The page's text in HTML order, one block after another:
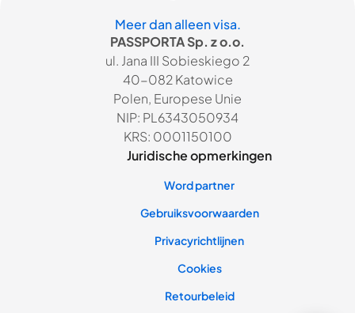
Meer dan alleen visa.
PASSPORTA Sp. z o.o.
ul. Jana III Sobieskiego 2
40-082 Katowice
Polen, Europese Unie
NIP: PL6343050934
KRS: 0001150100
Juridische opmerkingen
Word partner
Gebruiksvoorwaarden
Privacyrichtlijnen
Cookies
Retourbeleid